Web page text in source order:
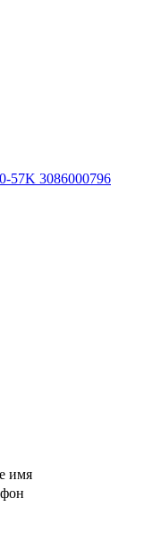
57K 3086000796
имя